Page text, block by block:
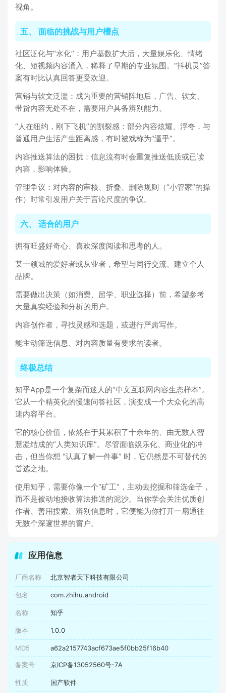
视角。
五、 面临的挑战与用户槽点
社区泛化与“水化”：用户基数扩大后，大量娱乐化、情绪
化、短视频内容涌入，稀释了早期的专业氛围。“抖机灵”答
案有时比认真回答更受欢迎。
营销与软文泛滥：成为重要的营销阵地后，广告、软文、
带货内容无处不在，需要用户具备辨别能力。
“人在纽约，刚下飞机”的割裂感：部分内容炫耀、浮夸，与
普通用户生活产生距离感，有时被戏称为“逼乎”。
内容推送算法的困扰：信息流有时会重复推送低质或已读
内容，影响体验。
管理争议：对内容的审核、折叠、删除规则（“小管家”的操
作）时常引发用户关于言论尺度的争议。
六、 适合的用户
拥有旺盛好奇心、喜欢深度阅读和思考的人。
某一领域的爱好者或从业者，希望与同行交流、建立个人
品牌。
需要做出决策（如消费、留学、职业选择）前，希望参考
大量真实经验和分析的用户。
内容创作者，寻找灵感和选题，或进行严肃写作。
能主动筛选信息、对内容质量有要求的读者。
终极总结
知乎App是一个复杂而迷人的“中文互联网内容生态样本”。
它从一个精英化的慢速问答社区，演变成一个大众化的高
速内容平台。
它的核心价值，依然在于其累积了十余年的、由无数人智
慧凝结成的“人类知识库”。尽管面临娱乐化、商业化的冲
击，但当你想 “认真了解一件事” 时，它仍然是不可替代的
首选之地。
使用知乎，需要你像一个“矿工”，主动去挖掘和筛选金子，
而不是被动地接收算法推送的泥沙。当你学会关注优质创
作者、善用搜索、辨别信息时，它便能为你打开一扇通往
无数个深邃世界的窗户。
应用信息
厂商名称 北京智者天下科技有限公司
包名 com.zhihu.android
名称 知乎
版本 1.0.0
MD5 a62a2157743acf673ae5f0bb25f16b40
备案号 京ICP备13052560号-7A
性质 国产软件